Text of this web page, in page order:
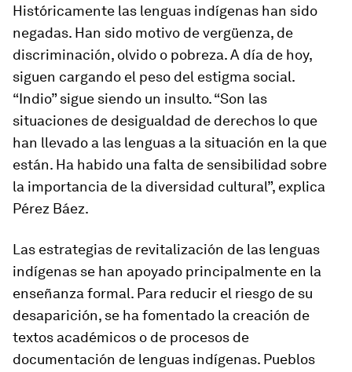
Históricamente las lenguas indígenas han sido
negadas. Han sido motivo de vergüenza, de
discriminación, olvido o pobreza. A día de hoy,
siguen cargando el peso del estigma social.
“Indio” sigue siendo un insulto. “Son las
situaciones de desigualdad de derechos lo que
han llevado a las lenguas a la situación en la que
están. Ha habido una falta de sensibilidad sobre
la importancia de la diversidad cultural”, explica
Pérez Báez.
Las estrategias de revitalización de las lenguas
indígenas se han apoyado principalmente en la
enseñanza formal. Para reducir el riesgo de su
desaparición, se ha fomentado la creación de
textos académicos o de procesos de
documentación de lenguas indígenas. Pueblos